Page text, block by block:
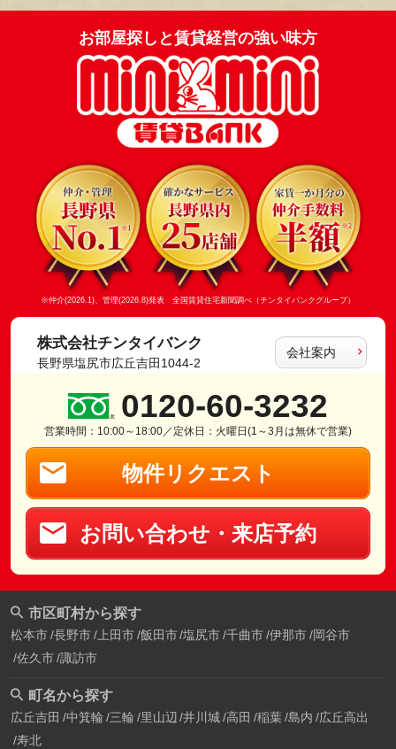
お部屋探しと賃貸経営の強い味方
※仲介(2026.1)、管理(2026.8)発表 全国賃貸住宅新聞調べ（チンタイバンクグループ）
株式会社チンタイバンク
長野県塩尻市広丘吉田1044-2
会社案内
0120-60-3232
営業時間：10:00～18:00／定休日：火曜日(1～3月は無休で営業)
物件リクエスト
お問い合わせ・来店予約
市区町村から探す
松本市 長野市 上田市 飯田市 塩尻市 千曲市 伊那市 岡谷市
佐久市 諏訪市
町名から探す
広丘吉田 中箕輪 三輪 里山辺 井川城 高田 稲葉 島内 広丘高出
寿北